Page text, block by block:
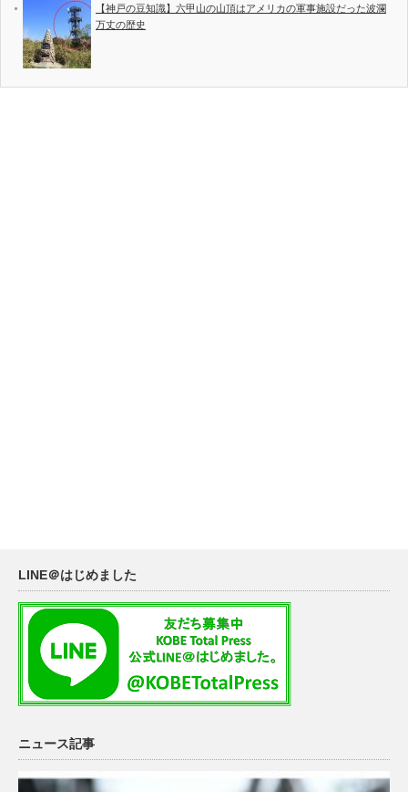
【神戸の豆知識】六甲山の山頂はアメリカの軍事施設だった波瀾
万丈の歴史
LINE＠はじめました
ニュース記事